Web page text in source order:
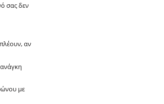
σας δεν
αν
με